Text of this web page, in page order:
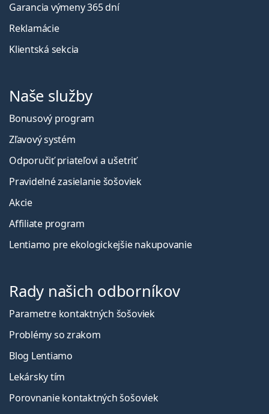
Garancia výmeny 365 dní
Reklamácie
Klientská sekcia
Naše služby
Bonusový program
Zľavový systém
Odporučiť priateľovi a ušetriť
Pravidelné zasielanie šošoviek
Akcie
Affiliate program
Lentiamo pre ekologickejšie nakupovanie
Rady našich odborníkov
Parametre kontaktných šošoviek
Problémy so zrakom
Blog Lentiamo
Lekársky tím
Porovnanie kontaktných šošoviek